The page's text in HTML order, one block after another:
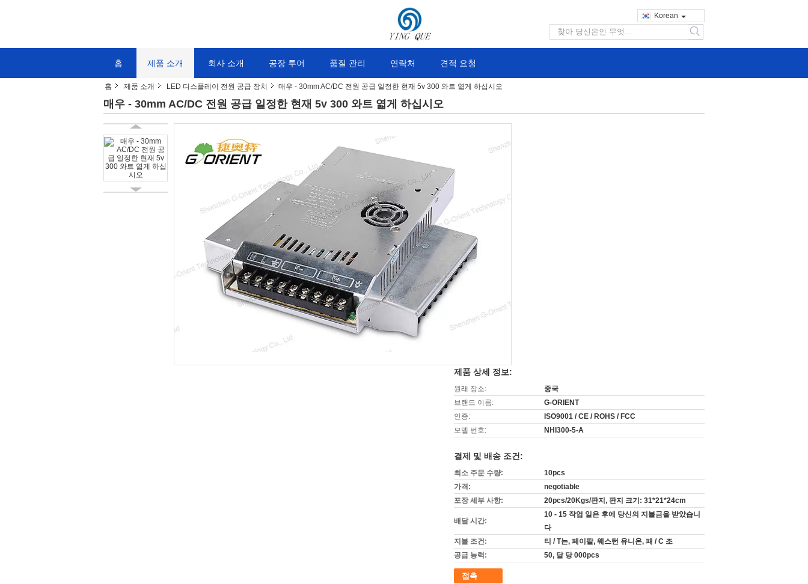
Korean
search
홈 제품 소개 회사 소개 공장 투어 품질 관리 연락처 견적 요청
홈 제품 소개 LED 디스플레이 전원 공급 장치 매우 - 30mm AC/DC 전원 공급 일정한 현재 5v 300 와트 엷게 하십시오
매우 - 30mm AC/DC 전원 공급 일정한 현재 5v 300 와트 엷게 하십시오
제품 상세 정보:
원래 장소:
중국
브랜드 이름:
G-ORIENT
인증:
ISO9001 / CE / ROHS / FCC
모델 번호:
NHI300-5-A
결제 및 배송 조건:
최소 주문 수량:
10pcs
가격:
negotiable
포장 세부 사항:
20pcs/20Kgs/판지, 판지 크기: 31*21*24cm
배달 시간:
10 - 15 작업 일은 후에 당신의 지불금을 받았습니
다
지불 조건:
티 / T는, 페이팔, 웨스턴 유니온, 패 / C 조
공급 능력:
50, 달 당 000pcs
접촉